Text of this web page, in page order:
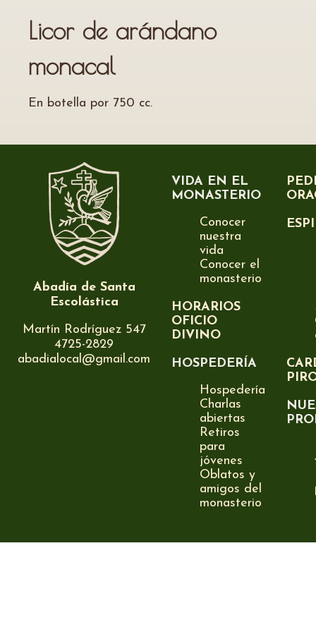
Licor de arándano
monacal
En botella por 750 cc.
Abadía de Santa
Escolástica
Martín Rodríguez 547
4725-2829
abadialocal@gmail.com
VIDA EN EL
MONASTERIO
Conocer
nuestra
vida
Conocer el
monasterio
HORARIOS
OFICIO
DIVINO
HOSPEDERÍA
Hospedería
Charlas
abiertas
Retiros
para
jóvenes
Oblatos y
amigos del
monasterio